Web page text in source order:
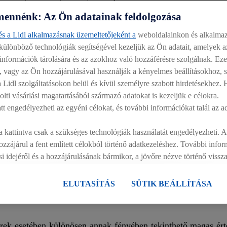
ez az arány a 90 százalékot is bőven meghaladja.
a burgonya is, vagyis olyan élelmiszerek, amelyek
élelmiszergyártás zászlóshajói: Alföldi Tej Kft., Sole
Zrt., Tranzit-Food Kft., Gallicoop Zrt., vagy az MCS
a magyar tej felhasználása.
javarészt abból származik, hogy a szezonális termékek
nem gyártja, nem csomagolja, nem szeleteli senki,
kizárólag (több mint 90 százalékban)
50 ezernél is több embert foglalkoztatnak
mentettek meg és juttattak el arra rászorulóknak,
Az Ön adatainak feldolgozása
a Lidl alkalmazásnak üzemeltetőjeként a weboldalainkon és
technológiák segítségével kezeljük az Ön adatait, amelyek
tárolására és az azokhoz való hozzáférésre szolgálnak.
vagy az Ön hozzájárulásával használják a kényelmes beállításokhoz,
Lidl szolgáltatásokon belül és kívül személyre szabott hirdetésekhez.
vásárlási magatartásából származó adatokat is kezeljük e célokra.
engedélyezheti az egyéni célokat, és további információkat talál az
csak a szükséges technológiák használatát engedélyezheti.
a fent említett célokból történő adatkezeléshez. További
idejéről és a hozzájárulásának bármikor, a jövőre nézve történő
ELUTASÍTÁS
SÜTIK BEÁLLÍTÁSA